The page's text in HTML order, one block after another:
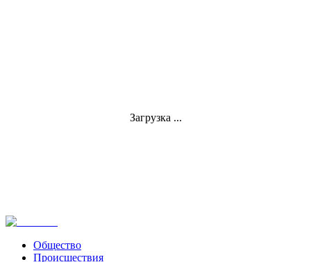
Загрузка ...
Общество
Происшествия